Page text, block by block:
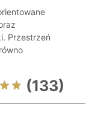
Przestrzeń
(133)